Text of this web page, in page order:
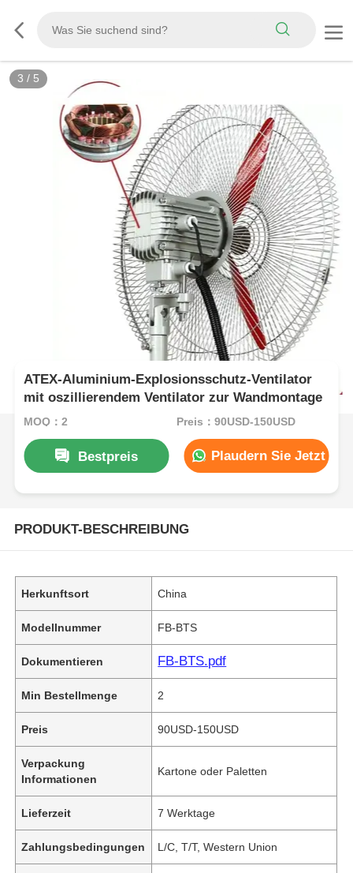
3 / 5
ATEX-Aluminium-Explosionsschutz-Ventilator
mit oszillierendem Ventilator zur Wandmontage
MOQ：2 Preis：90USD-150USD
Bestpreis Plaudern Sie Jetzt
PRODUKT-BESCHREIBUNG
Herkunftsort China
Modellnummer FB-BTS
Dokumentieren FB-BTS.pdf
Min Bestellmenge 2
Preis 90USD-150USD
Verpackung
Informationen
Kartone oder Paletten
Lieferzeit 7 Werktage
Zahlungsbedingungen L/C, T/T, Western Union